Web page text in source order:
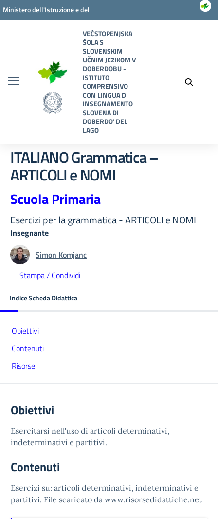
Vai ai contenuti
Vai al menu di navigazione
Vai al footer
Ministero dell'Istruzione e del
VEČSTOPENJSKA
ŠOLA S
SLOVENSKIM
UČNIM JEZIKOM V
DOBERDOBU -
ISTITUTO
COMPRENSIVO
CON LINGUA DI
INSEGNAMENTO
SLOVENA DI
DOBERDO' DEL
LAGO
ITALIANO Grammatica –
ARTICOLI e NOMI
Scuola Primaria
Esercizi per la grammatica - ARTICOLI e NOMI
Insegnante
Simon Komjanc
Stampa / Condividi
Indice Scheda Didattica
Obiettivi
Contenuti
Risorse
Obiettivi
Esercitarsi nell'uso di articoli determinativi,
indeterminativi e partitivi.
Contenuti
Esercizi su: articoli determinativi, indeterminativi e
partitivi. File scaricato da www.risorsedidattiche.net